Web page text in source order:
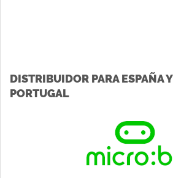
DISTRIBUIDOR PARA ESPAÑA Y
PORTUGAL